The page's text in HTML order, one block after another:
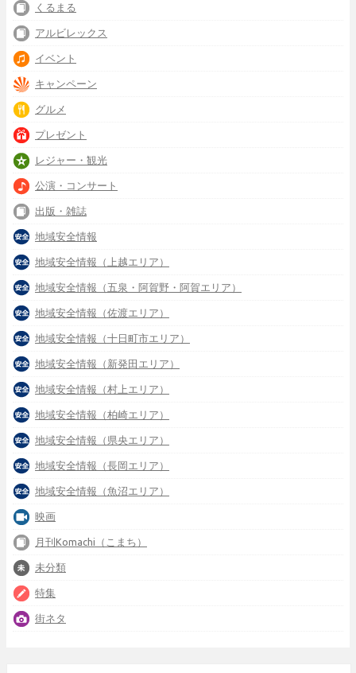
くるまる
アルビレックス
イベント
キャンペーン
グルメ
プレゼント
レジャー・観光
公演・コンサート
出版・雑誌
地域安全情報
地域安全情報（上越エリア）
地域安全情報（五泉・阿賀野・阿賀エリア）
地域安全情報（佐渡エリア）
地域安全情報（十日町市エリア）
地域安全情報（新発田エリア）
地域安全情報（村上エリア）
地域安全情報（柏崎エリア）
地域安全情報（県央エリア）
地域安全情報（長岡エリア）
地域安全情報（魚沼エリア）
映画
月刊Komachi（こまち）
未分類
特集
街ネタ